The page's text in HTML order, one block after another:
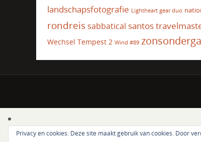
landschapsfotografie Lightheart gear duo
rondreis sabbatical santos
Wechsel Tempest 2 Wind #89
Privacy en cookies: Deze site maakt gebruik van cookies. Door